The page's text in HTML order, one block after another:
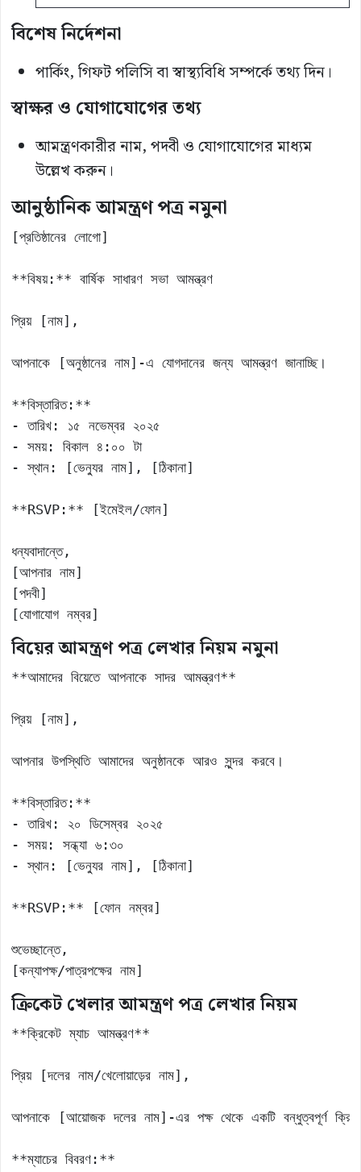
বিশেষ নির্দেশনা
পার্কিং, গিফট পলিসি বা স্বাস্থ্যবিধি সম্পর্কে তথ্য দিন।
স্বাক্ষর ও যোগাযোগের তথ্য
আমন্ত্রণকারীর নাম, পদবী ও যোগাযোগের মাধ্যম
উল্লেখ করুন।
আনুষ্ঠানিক আমন্ত্রণ পত্রনমুনা
[প্রতিষ্ঠানের লোগো]
**বিষয়:** বার্ষিক সাধারণ সভা আমন্ত্রণ
প্রিয় [নাম],
আপনাকে [অনুষ্ঠানের নাম]-এ যোগদানের জন্য আমন্ত্রণ জানাচ্ছি।
**বিস্তারিত:**
- তারিখ: ১৫ নভেম্বর ২০২৫
- সময়: বিকাল ৪:০০ টা
- স্থান: [ভেন্যুর নাম], [ঠিকানা]
**RSVP:** [ইমেইল/ফোন]
ধন্যবাদান্তে,
[আপনার নাম]
[পদবী]
[যোগাযোগ নম্বর]
বিয়ের আমন্ত্রণ পত্র লেখার নিয়মনমুনা
**আমাদের বিয়েতে আপনাকে সাদর আমন্ত্রণ**
প্রিয় [নাম],
আপনার উপস্থিতি আমাদের অনুষ্ঠানকে আরও সুন্দর করবে।
**বিস্তারিত:**
- তারিখ: ২০ ডিসেম্বর ২০২৫
- সময়: সন্ধ্যা ৬:৩০
- স্থান: [ভেন্যুর নাম], [ঠিকানা]
**RSVP:** [ফোন নম্বর]
শুভেচ্ছান্তে,
[কন্যাপক্ষ/পাত্রপক্ষের নাম]
ক্রিকেট খেলার আমন্ত্রণ পত্র লেখার নিয়ম
**ক্রিকেট ম্যাচ আমন্ত্রণ**
প্রিয় [দলের নাম/খেলোয়াড়ের নাম],
আপনাকে [আয়োজক দলের নাম]-এর পক্ষ থেকে একটি বন্ধুত্বপূর্ণ
**ম্যাচের বিবরণ:**